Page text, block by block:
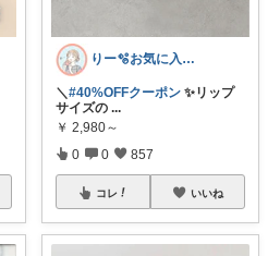
りー🫧お気に入りのある暮らし🧺
＼ #40%OFFクーポン ✨リップ
サイズの ...
￥ 2,980～
0 0 857
コレ いいね